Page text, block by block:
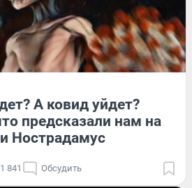
А ковид уйдет?
предсказали нам на
Нострадамус
1 841 Обсудить